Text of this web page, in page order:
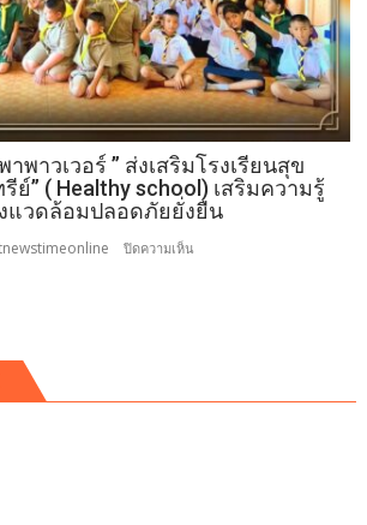
าพาวเวอร์ ” ส่งเสริมโรงเรียนสุข
ย์” ( Healthy school) เสริมความรู้
แวดล้อมปลอดภัยยั่งยืน
ปิดความเห็น
ว